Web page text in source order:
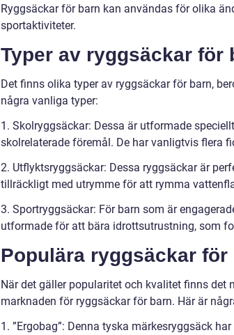
Ryggsäckar för barn kan användas för olika
sportaktiviteter.
Typer av ryggsäckar för
Det finns olika typer av ryggsäckar för barn,
några vanliga typer:
1. Skolryggsäckar: Dessa är utformade
skolrelaterade föremål. De har vanligtvis flera
2. Utflyktsryggsäckar: Dessa ryggsäckar är
tillräckligt med utrymme för att rymma
3. Sportryggsäckar: För barn som är
utformade för att bära idrottsutrustning, som
Populära ryggsäckar för
När det gäller popularitet och kvalitet finns det
marknaden för ryggsäckar för barn. Här är
1. ”Ergobag”: Denna tyska märkesryggsäck